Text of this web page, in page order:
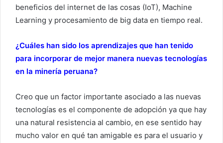
beneficios del internet de las cosas (IoT), Machine
Learning y procesamiento de big data en tiempo real.
¿Cuáles han sido los aprendizajes que han tenido
para incorporar de mejor manera nuevas tecnologías
en la minería peruana?
Creo que un factor importante asociado a las nuevas
tecnologías es el componente de adopción ya que hay
una natural resistencia al cambio, en ese sentido hay
mucho valor en qué tan amigable es para el usuario y